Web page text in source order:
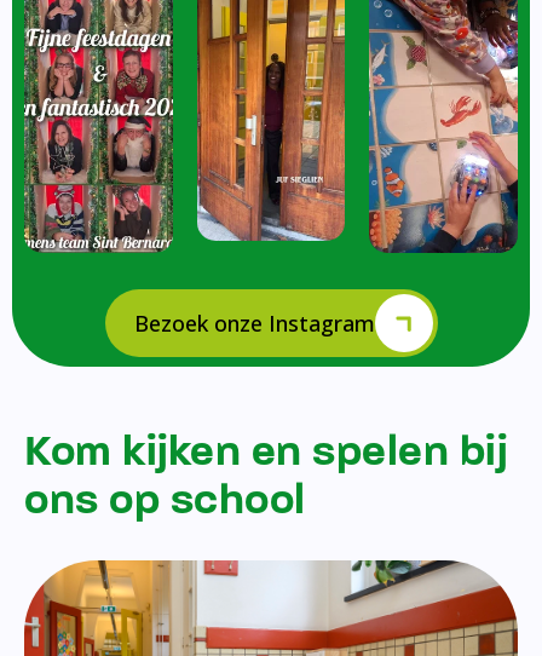
Bezoek onze Instagram
Kom kijken en spelen bij
ons op school